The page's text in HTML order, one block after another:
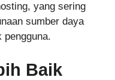
yang sering
sumber daya
pengguna.
Baik